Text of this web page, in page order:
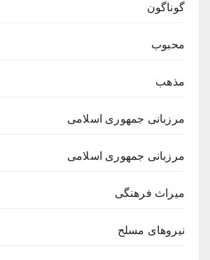
گوناگون
محبوب
مذهب
مرزبانی جمهوری اسلامی
مرزبانی جمهوری اسلامی
میراث فرهنگی
نیروهای مسلح